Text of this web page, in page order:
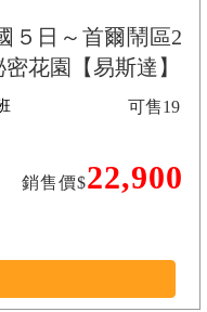
５日～首爾鬧區2
花園【易斯達】
銷售價$22,900
可售19